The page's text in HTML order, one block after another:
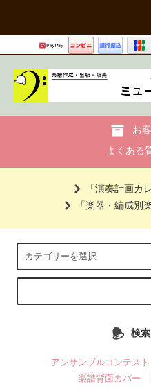
お
よくある
「演奏計画カ
「楽器・編成別
検
アンサンブルコンテスト
楽譜背面カバー